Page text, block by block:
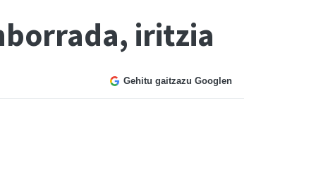
iritzia
Gehitu gaitzazu Googlen